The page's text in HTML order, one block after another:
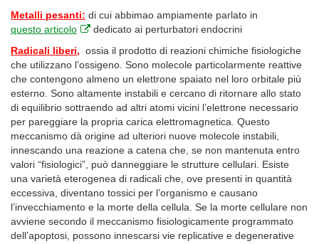
Metalli pesanti: di cui abbimao ampiamente parlato in
questo articolo
dedicato ai perturbatori endocrini
Radicali liberi, ossia il prodotto di reazioni chimiche fisiologiche
che utilizzano l’ossigeno. Sono molecole particolarmente reattive
che contengono almeno un elettrone spaiato nel loro orbitale più
esterno. Sono altamente instabili e cercano di ritornare allo stato
di equilibrio sottraendo ad altri atomi vicini l’elettrone necessario
per pareggiare la propria carica elettromagnetica. Questo
meccanismo dà origine ad ulteriori nuove molecole instabili,
innescando una reazione a catena che, se non mantenuta entro
valori “fisiologici”, può danneggiare le strutture cellulari. Esiste
una varietà eterogenea di radicali che, ove presenti in quantità
eccessiva, diventano tossici per l’organismo e causano
l’invecchiamento e la morte della cellula. Se la morte cellulare non
avviene secondo il meccanismo fisiologicamente programmato
dell’apoptosi, possono innescarsi vie replicative e degenerative